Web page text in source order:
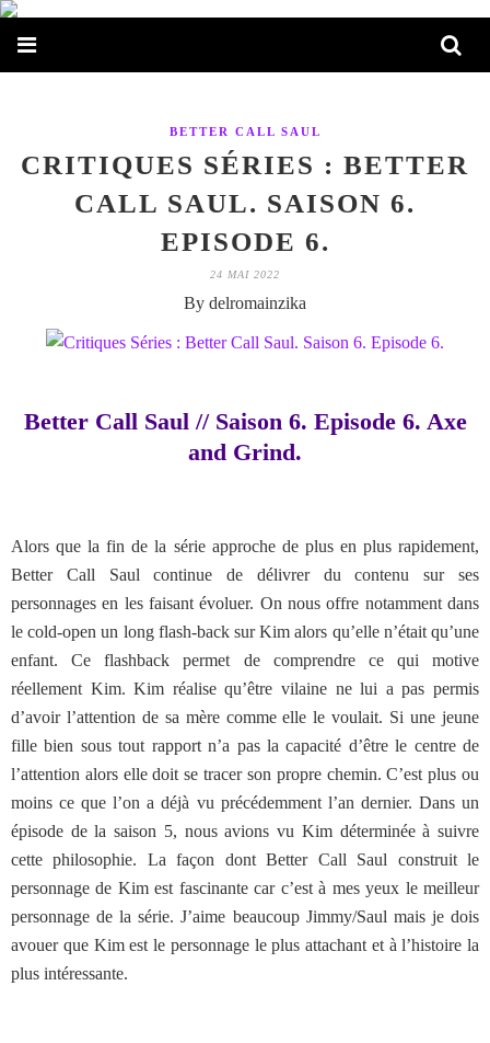
BETTER CALL SAUL
CRITIQUES SÉRIES : BETTER
CALL SAUL. SAISON 6.
EPISODE 6.
24 MAI 2022
By delromainzika
Better Call Saul // Saison 6. Episode 6. Axe
and Grind.
Alors que la fin de la série approche de plus en plus rapidement,
Better Call Saul continue de délivrer du contenu sur ses
personnages en les faisant évoluer. On nous offre notamment dans
le cold-open un long flash-back sur Kim alors qu’elle n’était qu’une
enfant. Ce flashback permet de comprendre ce qui motive
réellement Kim. Kim réalise qu’être vilaine ne lui a pas permis
d’avoir l’attention de sa mère comme elle le voulait. Si une jeune
fille bien sous tout rapport n’a pas la capacité d’être le centre de
l’attention alors elle doit se tracer son propre chemin. C’est plus ou
moins ce que l’on a déjà vu précédemment l’an dernier. Dans un
épisode de la saison 5, nous avions vu Kim déterminée à suivre
cette philosophie. La façon dont Better Call Saul construit le
personnage de Kim est fascinante car c’est à mes yeux le meilleur
personnage de la série. J’aime beaucoup Jimmy/Saul mais je dois
avouer que Kim est le personnage le plus attachant et à l’histoire la
plus intéressante.